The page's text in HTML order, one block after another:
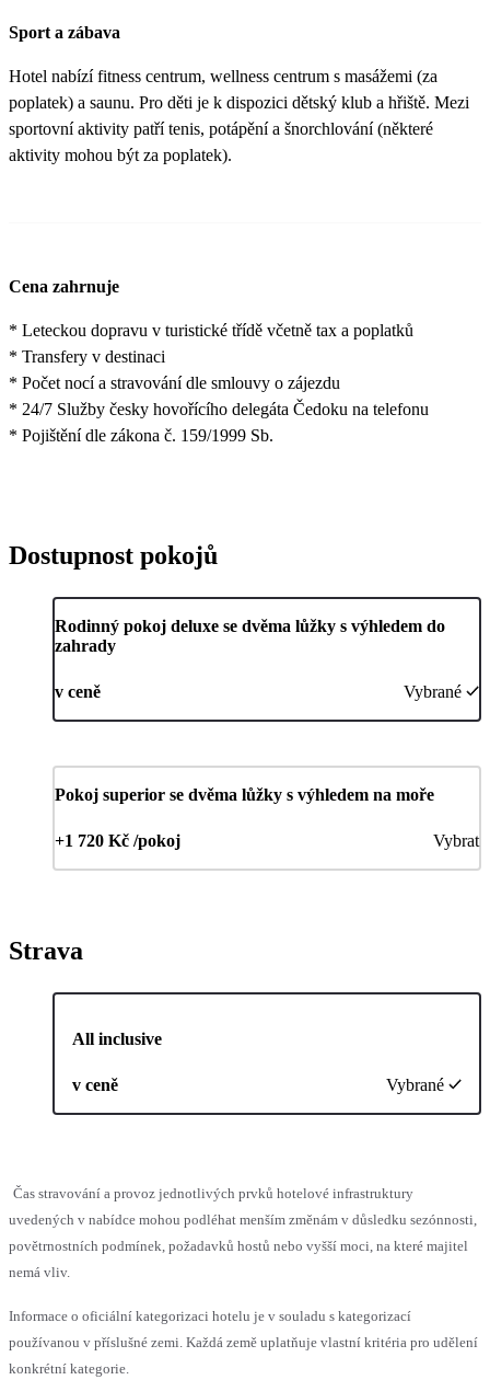
Sport a zábava
Hotel nabízí fitness centrum, wellness centrum s masážemi (za
poplatek) a saunu. Pro děti je k dispozici dětský klub a hřiště. Mezi
sportovní aktivity patří tenis, potápění a šnorchlování (některé
aktivity mohou být za poplatek).
Cena zahrnuje
* Leteckou dopravu v turistické třídě včetně tax a poplatků
* Transfery v destinaci
* Počet nocí a stravování dle smlouvy o zájezdu
* 24/7 Služby česky hovořícího delegáta Čedoku na telefonu
* Pojištění dle zákona č. 159/1999 Sb.
Dostupnost pokojů
Rodinný pokoj deluxe se dvěma lůžky s výhledem do
zahrady
v ceně Vybrané
Pokoj superior se dvěma lůžky s výhledem na moře
+1 720 Kč /pokoj Vybrat
Strava
All inclusive
v ceně Vybrané
Čas stravování a provoz jednotlivých prvků hotelové infrastruktury
uvedených v nabídce mohou podléhat menším změnám v důsledku sezónnosti,
povětrnostních podmínek, požadavků hostů nebo vyšší moci, na které majitel
nemá vliv.
Informace o oficiální kategorizaci hotelu je v souladu s kategorizací
používanou v příslušné zemi. Každá země uplatňuje vlastní kritéria pro udělení
konkrétní kategorie.